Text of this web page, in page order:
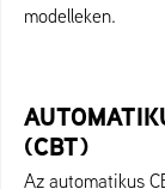
modelleken.
(CBT)
Az automatikus